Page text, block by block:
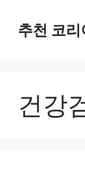
추천 코리
건강